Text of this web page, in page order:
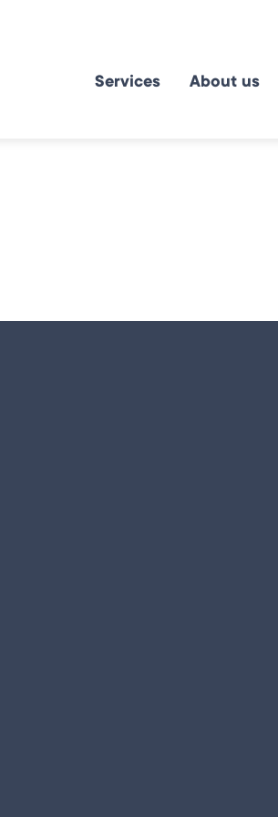
Services About us